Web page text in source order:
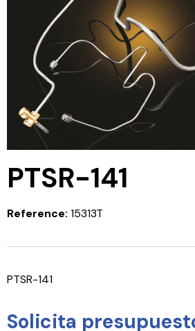
PTSR-141
Reference: 15313T
PTSR-141
Solicita